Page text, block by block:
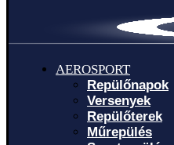
AEROSPORT
Repülőnapok
Versenyek
Repülőterek
Műrepülés